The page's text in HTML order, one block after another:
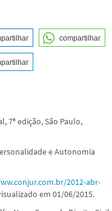
compartilhar
7ª edição, São Paulo,
e Autonomia
2012-abr-
em 01/06/2015.